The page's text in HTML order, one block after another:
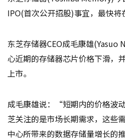
IPO(首次公开招股)事宜，最快将
东芝存储器CEO成毛康雄(Yasuo
心近期的存储器芯片价格下滑，
上市。
成毛康雄说：“短期内的价格波
芝关注的是市场长期需求，这些
中心所带来的数据存储量增长的